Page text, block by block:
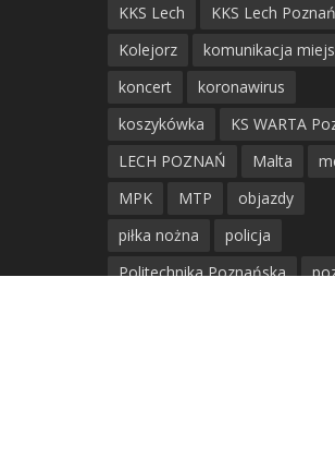
KKS Lech
KKS Lech Poznań
Kolejorz
komunikacja
koncert
koronawirus
koszykówka
KS WARTA
LECH POZNAŃ
Malta
MPK
MTP
objazdy
piłka nożna
policja
Politechnika Poznańska